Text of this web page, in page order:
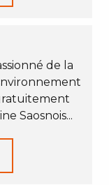
de la
Saosnois...